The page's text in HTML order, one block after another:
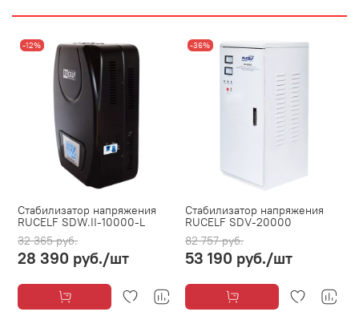
-12%
Стабилизатор напряжения
RUCELF SDW.II-10000-L
32 365 руб.
28 390 руб./шт
-36%
Стабилизатор напряжения
RUCELF SDV-20000
82 757 руб.
53 190 руб./шт